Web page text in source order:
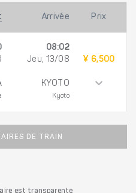
Arrivée Prix
08:02
Jeu, 13/08
KYOTO
Kyoto
¥ 6,500
DE TRAIN
est transparente